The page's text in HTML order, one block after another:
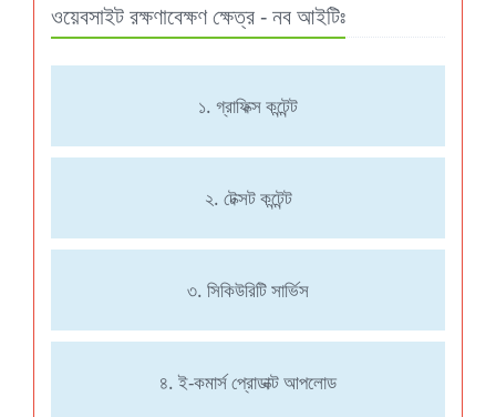
ওয়েবসাইট রক্ষণাবেক্ষণ ক্ষেত্র - নব আইটিঃ
১. গ্রাফিক্স কন্টেন্ট
২. টেক্সট কন্টেন্ট
৩. সিকিউরিটি সার্ভিস
৪. ই-কমার্স প্রোডাক্ট আপলোড